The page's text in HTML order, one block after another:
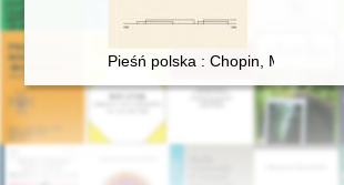
Pieśń polska : Chopin,